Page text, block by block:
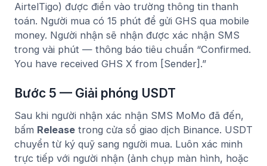
AirtelTigo) được điền vào trường thông tin thanh
toán. Người mua có 15 phút để gửi GHS qua mobile
money. Người nhận sẽ nhận được xác nhận SMS
trong vài phút — thông báo tiêu chuẩn “Confirmed.
You have received GHS X from [Sender].”
Bước 5 — Giải phóng USDT
Sau khi người nhận xác nhận SMS MoMo đã đến,
bấm Release trong cửa sổ giao dịch Binance. USDT
chuyển từ ký quỹ sang người mua. Luôn xác minh
trực tiếp với người nhận (ảnh chụp màn hình, hoặc